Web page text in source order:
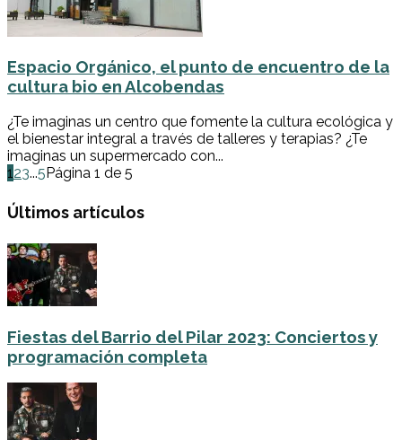
Espacio Orgánico, el punto de encuentro de la
cultura bio en Alcobendas
¿Te imaginas un centro que fomente la cultura ecológica y
el bienestar integral a través de talleres y terapias? ¿Te
imaginas un supermercado con...
123...5Página 1 de 5
Últimos artículos
Fiestas del Barrio del Pilar 2023: Conciertos y
programación completa